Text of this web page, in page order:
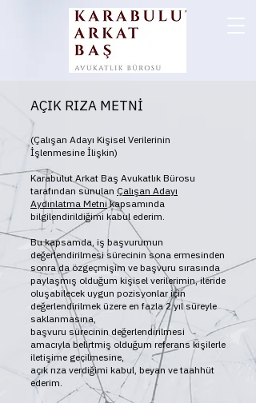
AÇIK RIZA METNİ
(Çalışan Adayı Kişisel Verilerinin
İşlenmesine İlişkin)
Karabulut Arkat Baş Avukatlık Bürosu
tarafından sunulan Çalışan Adayı
Aydınlatma Metnikapsamında
bilgilendirildiğimi kabul ederim.
Bu kapsamda, iş başvurumun
değerlendirilmesi sürecinin sona ermesinden
sonra da özgeçmişim ve başvuru sırasında
paylaşmış olduğum kişisel verilerimin, ileride
oluşabilecek uygun pozisyonlar için
değerlendirilmek üzere en fazla 2 yıl süreyle
saklanmasına,
başvuru sürecinin değerlendirilmesi
amacıyla belirtmiş olduğum referans kişilerle
iletişime geçilmesine,
açık rıza verdiğimi kabul, beyan ve taahhüt
ederim.